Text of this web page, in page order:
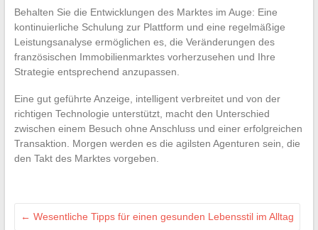
Behalten Sie die Entwicklungen des Marktes im Auge: Eine
kontinuierliche Schulung zur Plattform und eine regelmäßige
Leistungsanalyse ermöglichen es, die Veränderungen des
französischen Immobilienmarktes vorherzusehen und Ihre
Strategie entsprechend anzupassen.
Eine gut geführte Anzeige, intelligent verbreitet und von der
richtigen Technologie unterstützt, macht den Unterschied
zwischen einem Besuch ohne Anschluss und einer erfolgreichen
Transaktion. Morgen werden es die agilsten Agenturen sein, die
den Takt des Marktes vorgeben.
← Wesentliche Tipps für einen gesunden Lebensstil im Alltag